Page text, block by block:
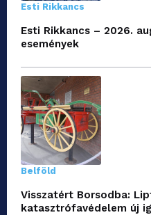
Esti Rikkancs
Esti Rikkancs – 2026.
események
Belföld
Visszatért Borsodba:
katasztrófavédelem új